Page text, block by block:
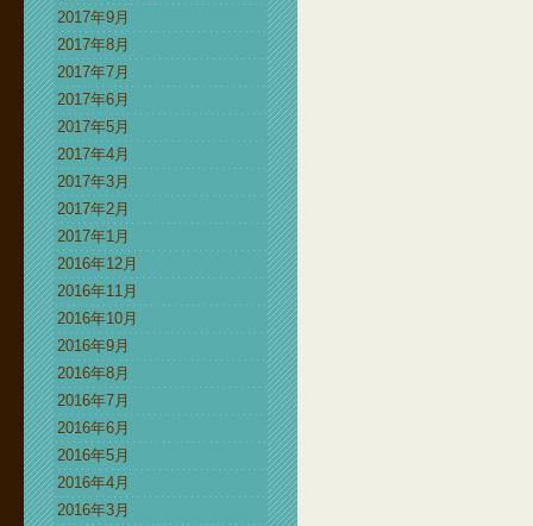
2017年9月
2017年8月
2017年7月
2017年6月
2017年5月
2017年4月
2017年3月
2017年2月
2017年1月
2016年12月
2016年11月
2016年10月
2016年9月
2016年8月
2016年7月
2016年6月
2016年5月
2016年4月
2016年3月